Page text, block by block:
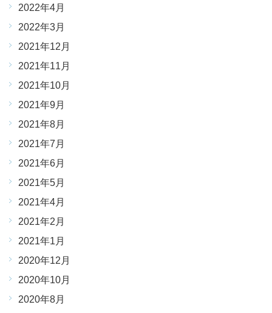
2022年4月
2022年3月
2021年12月
2021年11月
2021年10月
2021年9月
2021年8月
2021年7月
2021年6月
2021年5月
2021年4月
2021年2月
2021年1月
2020年12月
2020年10月
2020年8月